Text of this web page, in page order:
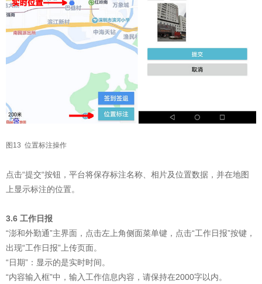
图13 位置标注操作
点击“提交“按钮，平台将保存标注名称、相片及位置数据，并在地图
上显示标注的位置。
3.6 工作日报
“澎和外勤通”主界面，点击左上角侧面菜单键，点击“工作日报”按键，
出现“工作日报”上传页面。
“日期”：显示的是实时时间。
“内容输入框”中，输入工作信息内容，请保持在2000字以内。